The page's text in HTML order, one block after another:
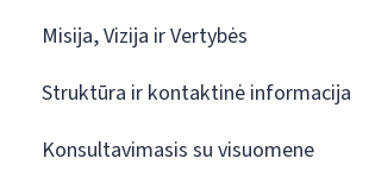
Misija, Vizija ir Vertybės
Struktūra ir kontaktinė informacija
Konsultavimasis su visuomene